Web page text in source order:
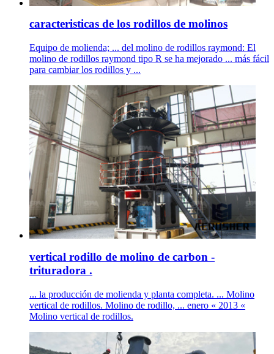
caracteristicas de los rodillos de molinos
Equipo de molienda; ... del molino de rodillos raymond: El
molino de rodillos raymond tipo R se ha mejorado ... más fácil
para cambiar los rodillos y ...
vertical rodillo de molino de carbon -
trituradora .
... la producción de molienda y planta completa. ... Molino
vertical de rodillos. Molino de rodillo, ... enero « 2013 «
Molino vertical de rodillos.